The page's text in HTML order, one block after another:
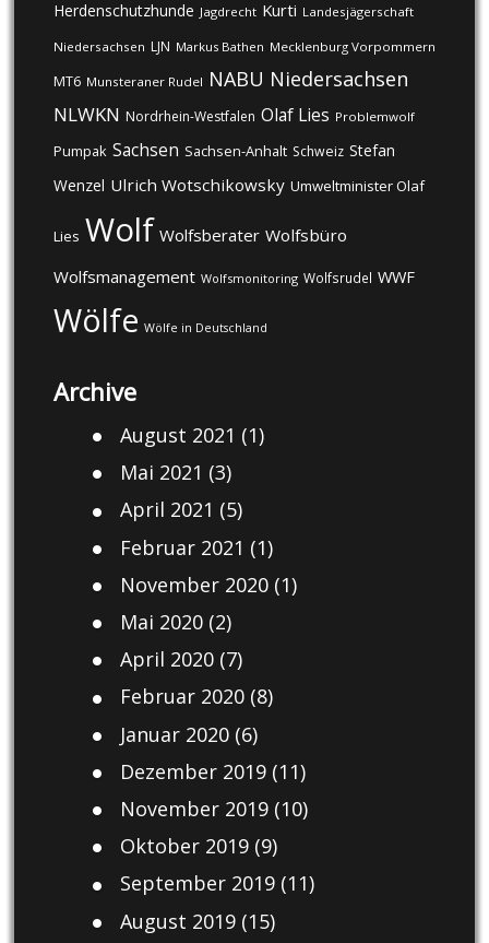
Herdenschutzhunde Jagdrecht Kurti Landesjägerschaft
Niedersachsen LJN Markus Bathen Mecklenburg Vorpommern
MT6 Munsteraner Rudel NABU Niedersachsen
NLWKN Nordrhein-Westfalen Olaf Lies Problemwolf
Pumpak Sachsen Sachsen-Anhalt Schweiz Stefan
Wenzel Ulrich Wotschikowsky Umweltminister Olaf
Lies Wolf Wolfsberater Wolfsbüro
Wolfsmanagement Wolfsmonitoring Wolfsrudel WWF
Wölfe Wölfe in Deutschland
Archive
August 2021 (1)
Mai 2021 (3)
April 2021 (5)
Februar 2021 (1)
November 2020(1)
Mai 2020(2)
April 2020(7)
Februar 2020(8)
Januar 2020(6)
Dezember 2019(11)
November 2019(10)
Oktober 2019(9)
September 2019(11)
August 2019(15)